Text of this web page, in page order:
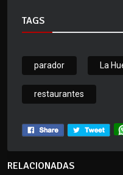
TAGS
parador La
restaurantes
RELACIONADAS